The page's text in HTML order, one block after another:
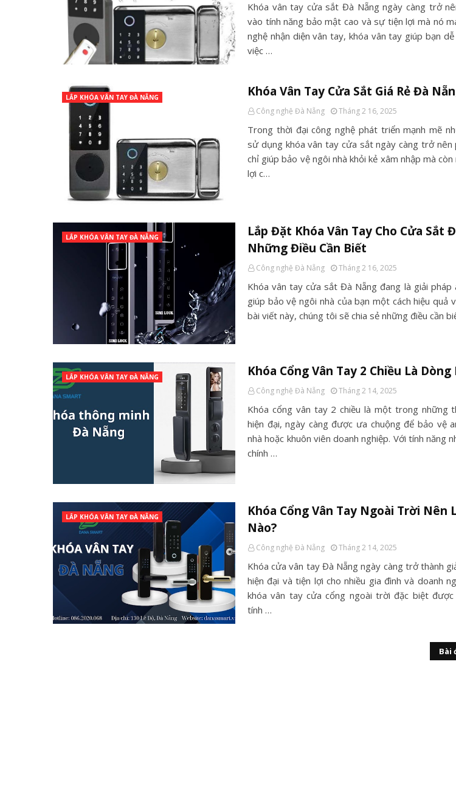
Khóa vân tay cửa sắt Đà Nẵng ngày càng trở
vào tính năng bảo mật cao và sự tiện lợi mà nó
nghệ nhận diện vân tay, khóa vân tay giúp bạn
việc …
LẮP KHÓA VÂN TAY ĐÀ NẴNG Khóa Vân Tay Cửa Sắt Giá Rẻ Đà
Công nghệ Đà Nẵng Tháng 2 16, 2025
Trong thời đại công nghệ phát triển mạnh mẽ
sử dụng khóa vân tay cửa sắt ngày càng trở nên
chỉ giúp bảo vệ ngôi nhà khỏi kẻ xâm nhập mà
lợi c…
LẮP KHÓA VÂN TAY ĐÀ NẴNG
Lắp Đặt Khóa Vân Tay Cho Cửa Sắt
Những Điều Cần Biết
Công nghệ Đà Nẵng Tháng 2 16, 2025
Khóa vân tay cửa sắt Đà Nẵng đang là giải pháp
giúp bảo vệ ngôi nhà của bạn một cách hiệu quả
bài viết này, chúng tôi sẽ chia sẻ những điều cần
LẮP KHÓA VÂN TAY ĐÀ NẴNG Khóa Cổng Vân Tay 2 Chiều Là Dòng
Công nghệ Đà Nẵng Tháng 2 14, 2025
Khóa cổng vân tay 2 chiều là một trong những
hiện đại, ngày càng được ưa chuộng để bảo vệ
nhà hoặc khuôn viên doanh nghiệp. Với tính năng
chính …
LẮP KHÓA VÂN TAY ĐÀ NẴNG
Khóa Cổng Vân Tay Ngoài Trời Nên
Nào?
Công nghệ Đà Nẵng Tháng 2 14, 2025
Khóa cửa vân tay Đà Nẵng ngày càng trở thành
hiện đại và tiện lợi cho nhiều gia đình và doanh
khóa vân tay cửa cổng ngoài trời đặc biệt
tính …
Bài